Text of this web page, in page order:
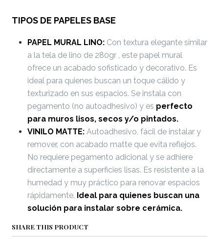
TIPOS DE PAPELES BASE
PAPEL MURAL LINO: Con textura elegante similar
a la tela de lino de 280gr , este papel mural
ofrece un acabado sofisticado y decorativo. Es
ideal para quienes buscan un toque cálido y
texturizado en sus espacios. Se instala con
pegamento (no autoadhesivo) y es perfecto
para muros lisos, secos y/o pintados.
VINILO MATTE: Autoadhesivo, fácil de instalar y
remover, con acabado matte que evita reflejos.
No requiere pegamento adicional y se adhiere
directamente a superficies lisas. Es resistente a la
humedad y muy práctico para renovar espacios
rápidamente. Ideal para quienes buscan una
solución para instalar sobre cerámica.
SHARE THIS PRODUCT